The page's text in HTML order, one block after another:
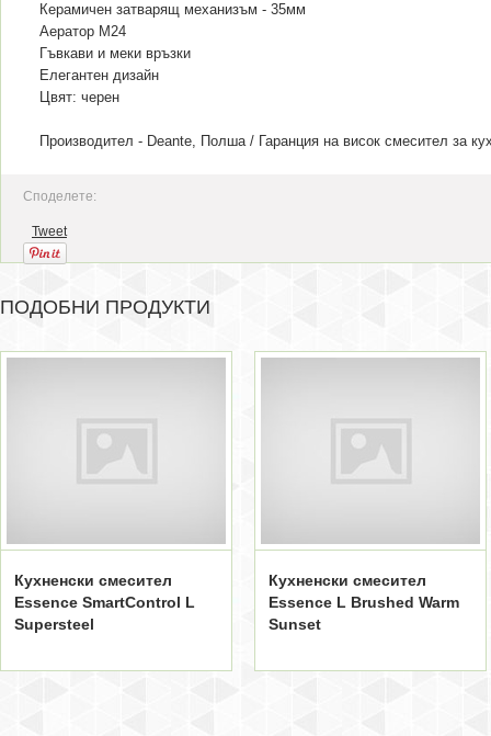
Керамичен затварящ механизъм - 35мм
Аератор M24
Гъвкави и меки връзки
Елегантен дизайн
Цвят: черен
Производител - Deante, Полша / Гаранция на висок смесител за
Споделете:
Tweet
ПОДОБНИ ПРОДУКТИ
Кухненски смесител
Essence SmartControl L
Supersteel
Кухненски смесител
Essence L Brushed Warm
Sunset